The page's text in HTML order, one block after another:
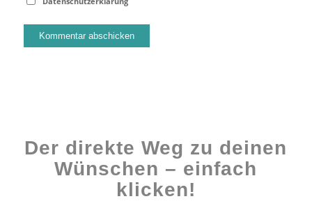
Der direkte Weg zu deinen
Wünschen – einfach
klicken!